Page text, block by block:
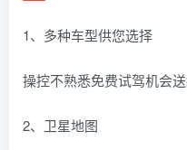
1、多种车型供您选择
操控不熟悉免费试驾机会送
2、卫星地图